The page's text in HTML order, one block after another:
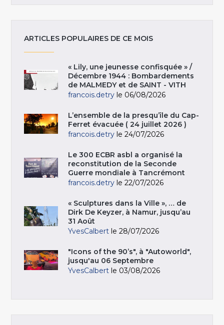
ARTICLES POPULAIRES DE CE MOIS
« Lily, une jeunesse confisquée » /
Décembre 1944 : Bombardements
de MALMEDY et de SAINT - VITH
francois.detry le 06/08/2026
L’ensemble de la presqu’île du Cap-
Ferret évacuée ( 24 juillet 2026 )
francois.detry le 24/07/2026
Le 300 ECBR asbl a organisé la
reconstitution de la Seconde
Guerre mondiale à Tancrémont
francois.detry le 22/07/2026
« Sculptures dans la Ville », … de
Dirk De Keyzer, à Namur, jusqu’au
31 Août
YvesCalbert le 28/07/2026
"Icons of the 90’s", à "Autoworld",
jusqu'au 06 Septembre
YvesCalbert le 03/08/2026